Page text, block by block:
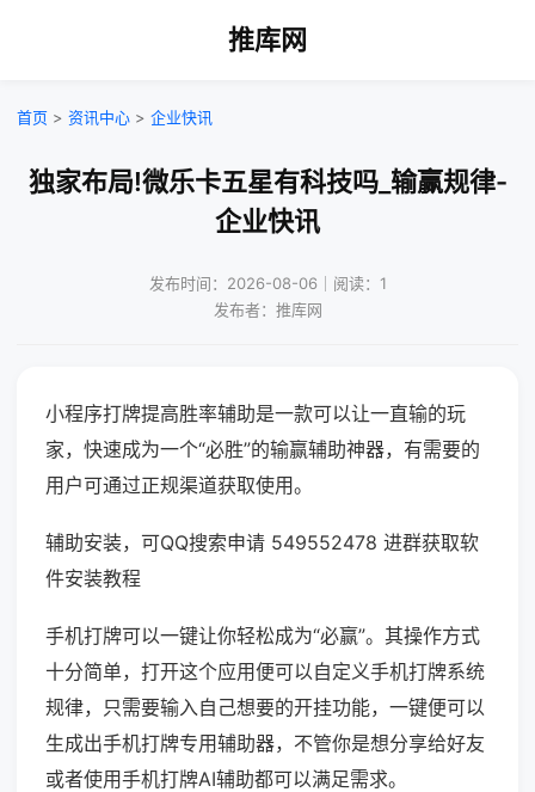
推库网
首页 > 资讯中心 > 企业快讯
独家布局!微乐卡五星有科技吗_输赢规律-
企业快讯
发布时间：2026-08-06｜阅读：1
发布者：推库网
小程序打牌提高胜率辅助是一款可以让一直输的玩
家，快速成为一个“必胜”的输赢辅助神器，有需要的
用户可通过正规渠道获取使用。
辅助安装，可QQ搜索申请 549552478 进群获取软
件安装教程
手机打牌可以一键让你轻松成为“必赢”。其操作方式
十分简单，打开这个应用便可以自定义手机打牌系统
规律，只需要输入自己想要的开挂功能，一键便可以
生成出手机打牌专用辅助器，不管你是想分享给好友
或者使用手机打牌AI辅助都可以满足需求。